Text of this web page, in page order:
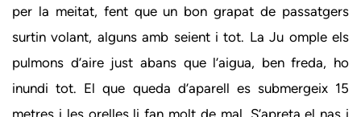
per la meitat, fent que un bon grapat de passatgers
surtin volant, alguns amb seient i tot. La Ju omple els
pulmons d’aire just abans que l’aigua, ben freda, ho
inundi tot. El que queda d’aparell es submergeix 15
metres i les orelles li fan molt de mal. S’apreta el nas i